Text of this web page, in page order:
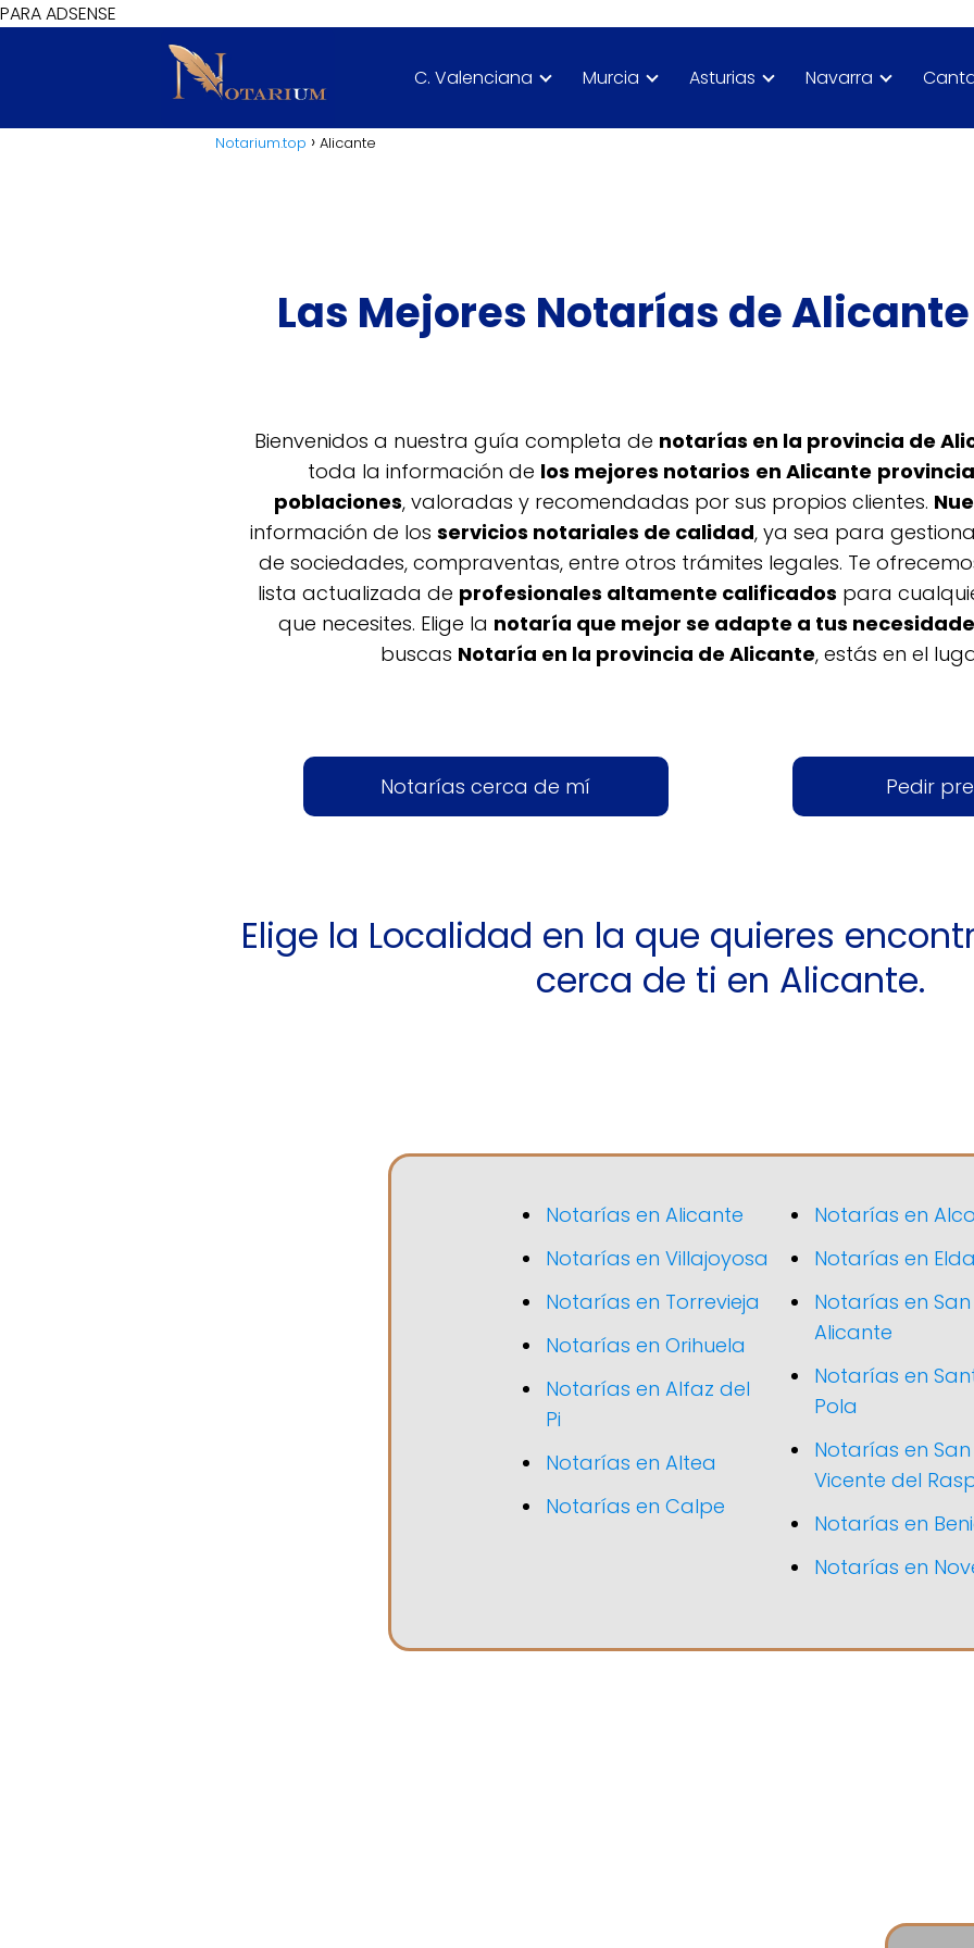
PARA ADSENSE
C. Valenciana Murcia Asturias Navarra
Notarium.top Alicante
Las Mejores Notarías de Alicante
Bienvenidos a nuestra guía completa de notarías en la provincia de
toda la información de los mejores notarios en Alicante
poblaciones, valoradas y recomendadas por sus propios clientes.
información de losservicios notariales de calidad, ya sea para
de sociedades, compraventas, entre otros trámites legales. Te
lista actualizada de profesionales altamente calificados para
que necesites. Elige la notaría que mejor se adapte a tus
buscas Notaría en la provincia de Alicante, estás en el
Notarías cerca de mí Pedir
Elige la Localidad en la que quieres
cerca de ti en Alicante.
Notarías en Alicante
Notarías en Villajoyosa
Notarías en Torrevieja
Notarías en Orihuela
Notarías en Alfaz del
Pi
Notarías en Altea
Notarías en Calpe
Notarías en
Notarías en Elda
Notarías en
Alicante
Notarías en
Pola
Notarías en San
Vicente del
Notarías en
Notarías en